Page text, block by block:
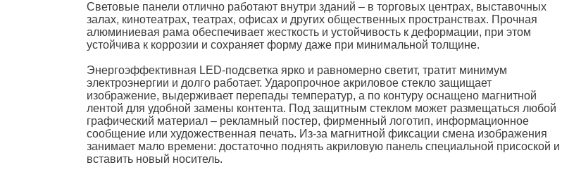
Световые панели отлично работают внутри зданий – в торговых центрах, выставочных
залах, кинотеатрах, театрах, офисах и других общественных пространствах. Прочная
алюминиевая рама обеспечивает жесткость и устойчивость к деформации, при этом
устойчива к коррозии и сохраняет форму даже при минимальной толщине.
Энергоэффективная LED-подсветка ярко и равномерно светит, тратит минимум
электроэнергии и долго работает. Ударопрочное акриловое стекло защищает
изображение, выдерживает перепады температур, а по контуру оснащено магнитной
лентой для удобной замены контента. Под защитным стеклом может размещаться любой
графический материал – рекламный постер, фирменный логотип, информационное
сообщение или художественная печать. Из-за магнитной фиксации смена изображения
занимает мало времени: достаточно поднять акриловую панель специальной присоской и
вставить новый носитель.